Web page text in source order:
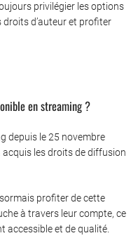
privilégier les options
droits d’auteur et profiter
en streaming ?
depuis le 25 novembre
les droits de diffusion
profiter de cette
à travers leur compte, ce
accessible et de qualité.